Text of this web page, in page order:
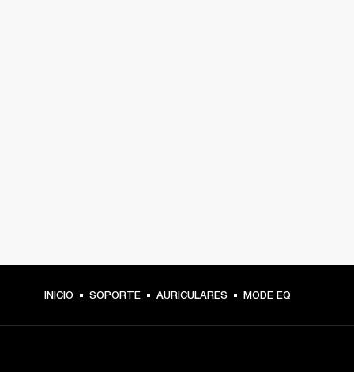
INICIO SOPORTE AURICULARES MODE EQ